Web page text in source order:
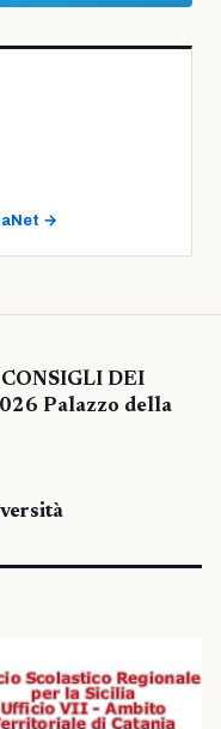
→
DEI
Palazzo della